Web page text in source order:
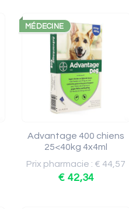
MÉDECINE
Advantage 400 chiens
25<40kg 4x4ml
Prix pharmacie : € 44,57
€ 42,34